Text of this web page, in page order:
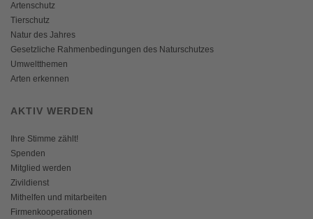
Artenschutz
Tierschutz
Natur des Jahres
Gesetzliche Rahmenbedingungen des Naturschutzes
Umweltthemen
Arten erkennen
AKTIV WERDEN
Ihre Stimme zählt!
Spenden
Mitglied werden
Zivildienst
Mithelfen und mitarbeiten
Firmenkooperationen